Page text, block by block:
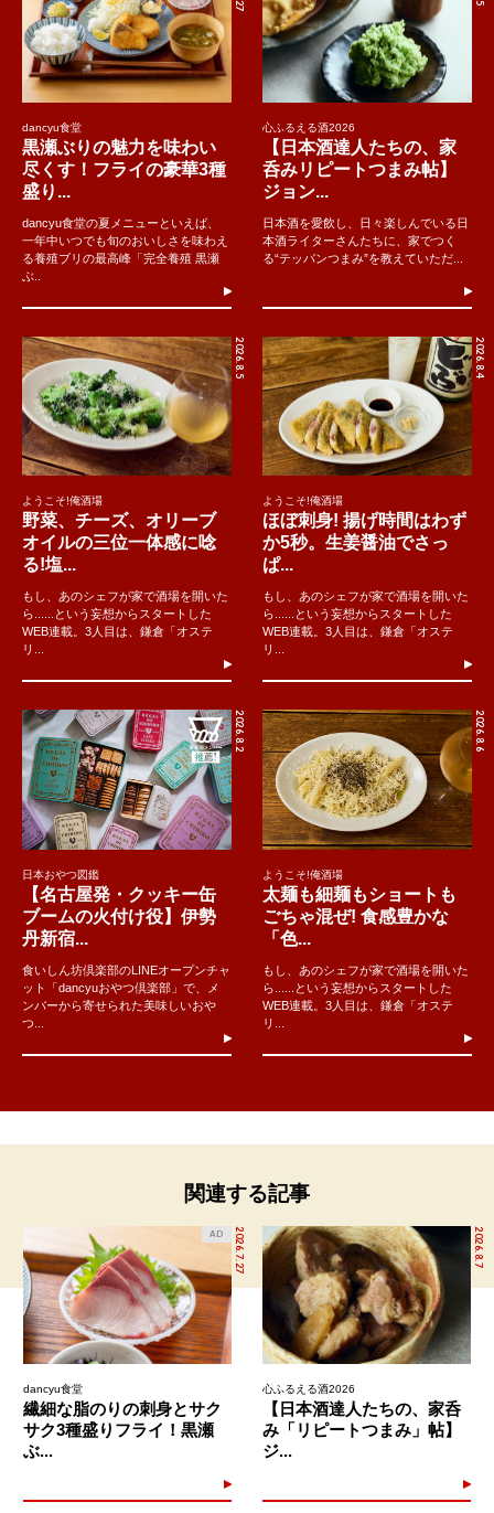
dancyu食堂
黒瀬ぶりの魅力を味わい
尽くす！フライの豪華3種
盛り...
dancyu食堂の夏メニューといえば、
一年中いつでも旬のおいしさを味わえ
る養殖ブリの最高峰「完全養殖 黒瀬
ぶ..
心ふるえる酒2026
【日本酒達人たちの、家
呑みリピートつまみ帖】
ジョン...
日本酒を愛飲し、日々楽しんでいる日
本酒ライターさんたちに、家でつく
る“テッパンつまみ”を教えていただ...
2026.8.5
ようこそ!俺酒場
野菜、チーズ、オリーブ
オイルの三位一体感に唸
る!塩...
もし、あのシェフが家で酒場を開いた
ら......という妄想からスタートした
WEB連載。3人目は、鎌倉「オステ
リ...
2026.8.4
ようこそ!俺酒場
ほぼ刺身! 揚げ時間はわず
か5秒。生姜醤油でさっ
ぱ...
もし、あのシェフが家で酒場を開いた
ら......という妄想からスタートした
WEB連載。3人目は、鎌倉「オステ
リ...
2026.8.2
日本おやつ図鑑
【名古屋発・クッキー缶
ブームの火付け役】伊勢
丹新宿...
食いしん坊倶楽部のLINEオープンチャ
ット「dancyuおやつ倶楽部」で、メ
ンバーから寄せられた美味しいおや
つ...
2026.8.6
ようこそ!俺酒場
太麺も細麺もショートも
ごちゃ混ぜ! 食感豊かな
「色...
もし、あのシェフが家で酒場を開いた
ら......という妄想からスタートした
WEB連載。3人目は、鎌倉「オステ
リ...
関連する記事
2026.7.27
AD
dancyu食堂
繊細な脂のりの刺身とサク
サク3種盛りフライ！黒瀬
ぶ...
2026.8.7
心ふるえる酒2026
【日本酒達人たちの、家呑
み「リピートつまみ」帖】
ジ...